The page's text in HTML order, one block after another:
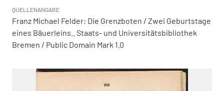
QUELLENANGABE
Franz Michael Felder: Die Grenzboten / Zwei Geburtstage
eines Bäuerleins.. Staats- und Universitätsbibliothek
Bremen / Public Domain Mark 1.0